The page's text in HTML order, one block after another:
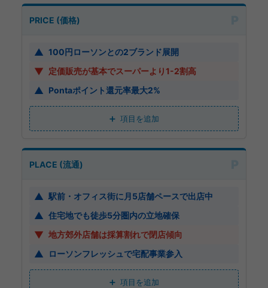
PRICE (価格)
▲ 100円ローソンとの2ブランド展開
▼ 定価販売が基本でスーパーより1-2割高
▲ Pontaポイント還元率最大2%
項目を追加
PLACE (流通)
▲ 駅前・オフィス街に月5店舗ペースで出店中
▲ 住宅地でも徒歩5分圏内の立地確保
▼ 地方郊外店舗は採算割れで閉店傾向
▲ ローソンフレッシュで宅配事業参入
項目を追加